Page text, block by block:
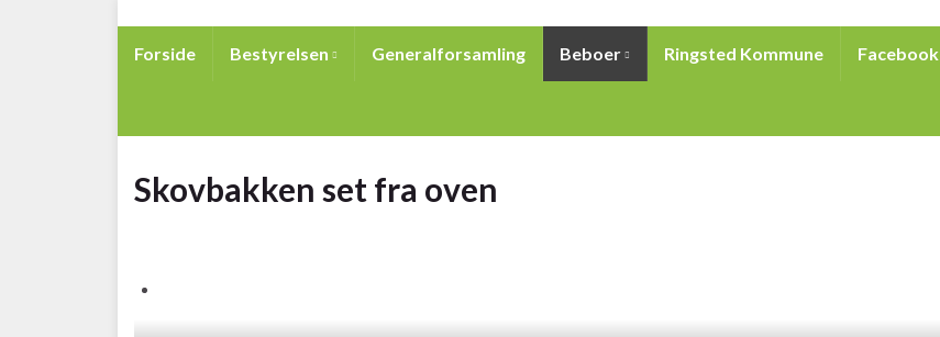
Forside Bestyrelsen Generalforsamling Beboer Ringsted Kommune Facebook
Skovbakken set fra oven